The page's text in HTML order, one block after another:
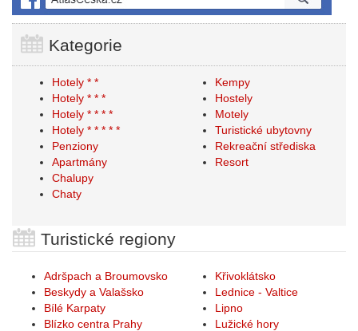
Kategorie
Hotely * *
Hotely * * *
Hotely * * * *
Hotely * * * * *
Penziony
Apartmány
Chalupy
Chaty
Kempy
Hostely
Motely
Turistické ubytovny
Rekreační střediska
Resort
Turistické regiony
Adršpach a Broumovsko
Beskydy a Valašsko
Bílé Karpaty
Blízko centra Prahy
Křivoklátsko
Lednice - Valtice
Lipno
Lužické hory